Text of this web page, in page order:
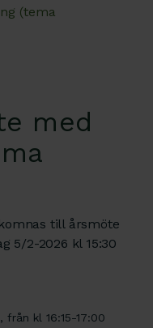
(tema
med
till årsmöte
5/2-2026 kl 15:30
från kl 16:15-17:00